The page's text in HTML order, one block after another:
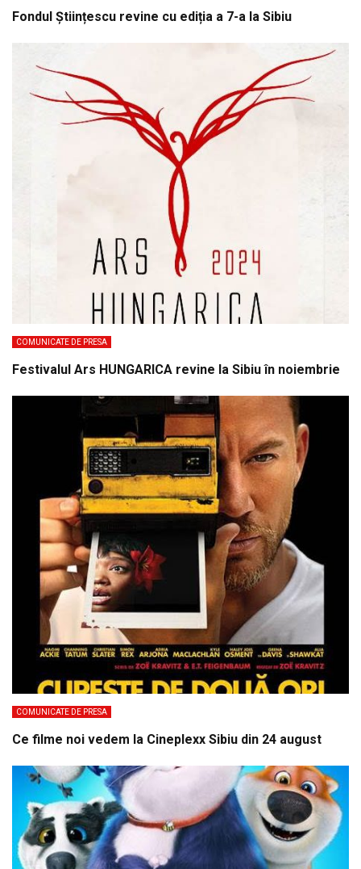
Fondul Științescu revine cu ediția a 7-a la Sibiu
COMUNICATE DE PRESA
Festivalul Ars HUNGARICA revine la Sibiu în noiembrie
COMUNICATE DE PRESA
Ce filme noi vedem la Cineplexx Sibiu din 24 august